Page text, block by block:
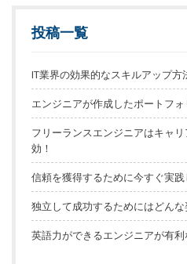
投稿一覧
IT業界の効果的なスキルアップ方
エンジニアが作成したポートフ
フリーランスエンジニアはキャ
効！
信頼を獲得するために今すぐ実践
独立して成功するためにはどん
英語力ができるエンジニアが有利